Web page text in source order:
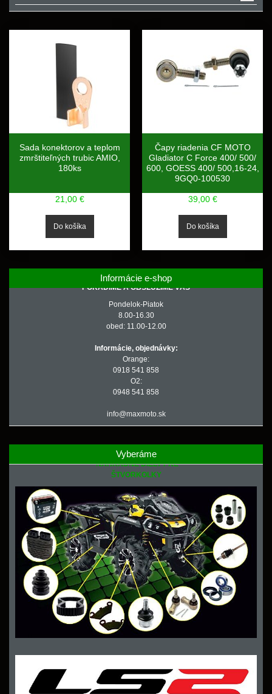
Sada konektorov a teplom
zmrštiteľných trubic AMIO,
180ks
21,00 €
Čapy riadenia CF MOTO
Gladiator C Force 400/ 500/
600, GOESS 400/ 500,16-24,
9GQ0-100530
39,00 €
Informácie e-shop
PORADÍME A OBSLÚŽIME VÁS
Pondelok-Piatok
8.00-16.30
obed: 11.00-12.00
Informácie, objednávky:
Orange:
0918 541 858
O2:
0948 541 858
info@maxmoto.sk
Vyberáme
NÁHRADNÉ DIELY PRE
ŠTVORKOLKY